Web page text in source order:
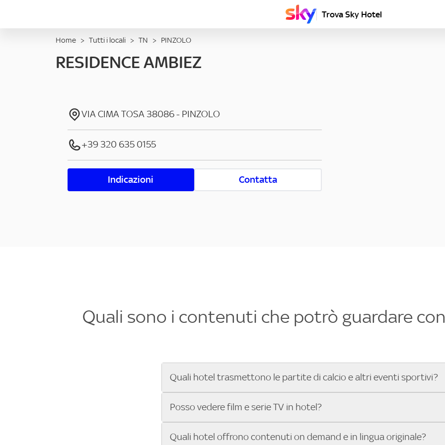
Trova Sky Hotel
Home > Tutti i locali > TN > PINZOLO
RESIDENCE AMBIEZ
VIA CIMA TOSA 38086- PINZOLO
+39 320 635 0155
Indicazioni Contatta
Quali sono i contenuti che potrò guardare
Quali hotel trasmettono le partite di calcio e altri eventi sportivi?
Se cerchi un hotel dove poter vedere le partite di Serie A, UEFA Champions
che trasmette gli eventi sportivi.
Posso vedere film e serie TV in hotel?
Sì, gli hotel che hanno Sky in camera offrono una vasta selezione di film
Quali hotel offrono contenuti on demand e in lingua originale?